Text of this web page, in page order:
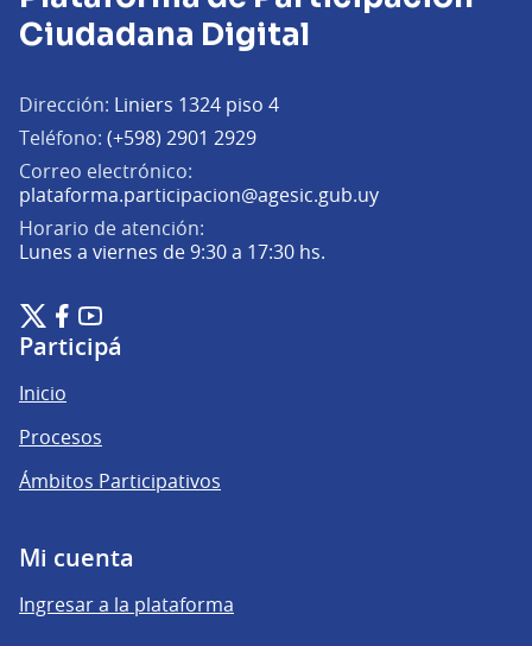
Ciudadana Digital
Dirección: Liniers 1324 piso 4
Teléfono: (+598) 2901 2929
Correo electrónico:
plataforma.participacion@agesic.gub.uy(Abrir en una
Horario de atención:
Lunes a viernes de 9:30 a 17:30 hs.
Plataforma de Participación Ciudadana Digital en X
(Enlace externo)
Plataforma de Participación Ciudadana Digital en Facebook
(Enlace externo)
Plataforma de Participación Ciudadana Digital en
(Enlace externo)
Participá
Inicio
Procesos
Ámbitos Participativos
Mi cuenta
Ingresar a la plataforma